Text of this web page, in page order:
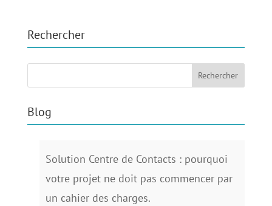
Rechercher
Blog
Solution Centre de Contacts : pourquoi
votre projet ne doit pas commencer par
un cahier des charges.